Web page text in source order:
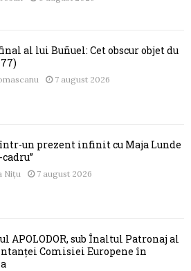
al lui Buñuel: Cet obscur objet du
7 august 2026
un prezent infinit cu Maja Lunde
Nițu 7 august 2026
APOLODOR, sub Înaltul Patronaj al
Comisiei Europene în